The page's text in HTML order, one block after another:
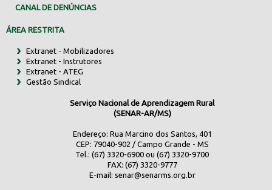
CANAL DE DENÚNCIAS
ÁREA RESTRITA
Extranet - Mobilizadores
Extranet - Instrutores
Extranet - ATEG
Gestão Sindical
Serviço Nacional de Aprendizagem Rural
(SENAR-AR/MS)
Endereço: Rua Marcino dos Santos, 401
CEP: 79040-902 / Campo Grande - MS
Tel.: (67) 3320-6900 ou (67) 3320-9700
FAX: (67) 3320-9777
E-mail: senar@senarms.org.br